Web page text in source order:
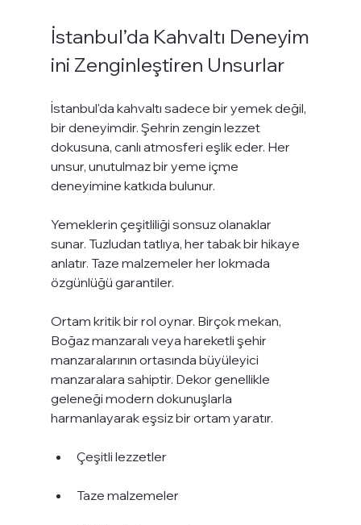
İstanbul’da Kahvaltı Deneyim
ini Zenginleştiren Unsurlar
İstanbul'da kahvaltı sadece bir yemek değil,
bir deneyimdir. Şehrin zengin lezzet
dokusuna, canlı atmosferi eşlik eder. Her
unsur, unutulmaz bir yeme içme
deneyimine katkıda bulunur.
Yemeklerin çeşitliliği sonsuz olanaklar
sunar. Tuzludan tatlıya, her tabak bir hikaye
anlatır. Taze malzemeler her lokmada
özgünlüğü garantiler.
Ortam kritik bir rol oynar. Birçok mekan,
Boğaz manzaralı veya hareketli şehir
manzaralarının ortasında büyüleyici
manzaralara sahiptir. Dekor genellikle
geleneği modern dokunuşlarla
harmanlayarak eşsiz bir ortam yaratır.
Çeşitli lezzetler
Taze malzemeler